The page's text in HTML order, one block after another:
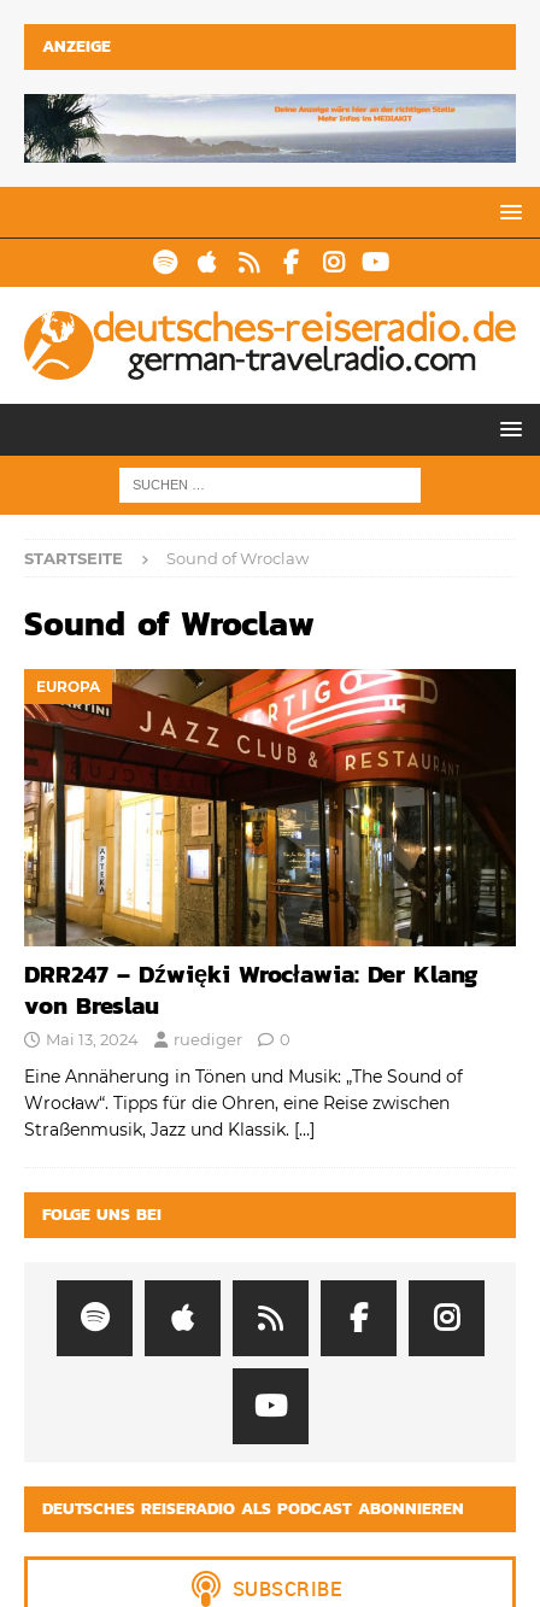
ANZEIGE
STARTSEITE Sound of Wroclaw
Sound of Wroclaw
EUROPA
DRR247 – Dźwięki Wrocławia: Der Klang
von Breslau
Mai 13, 2024 ruediger 0
Eine Annäherung in Tönen und Musik: „The Sound of
Wrocław“. Tipps für die Ohren, eine Reise zwischen
Straßenmusik, Jazz und Klassik. […]
FOLGE UNS BEI
DEUTSCHES REISERADIO ALS PODCAST ABONNIEREN